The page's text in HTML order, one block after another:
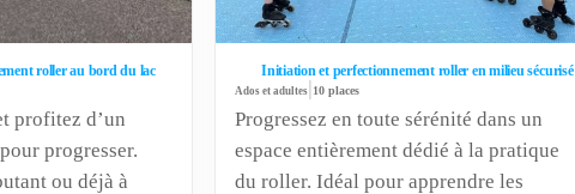
roller au bord du lac
profitez d’un
progresser.
ou déjà à
Initiation et perfectionnement roller en milieu sécurisé
Ados et adultes| 10 places
Progressez en toute sérénité dans un
espace entièrement dédié à la pratique
du roller. Idéal pour apprendre les